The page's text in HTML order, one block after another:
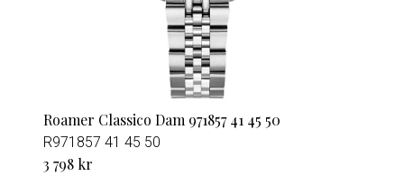
Roamer Classico Dam 971857 41 45 50
R971857 41 45 50
3 798 kr